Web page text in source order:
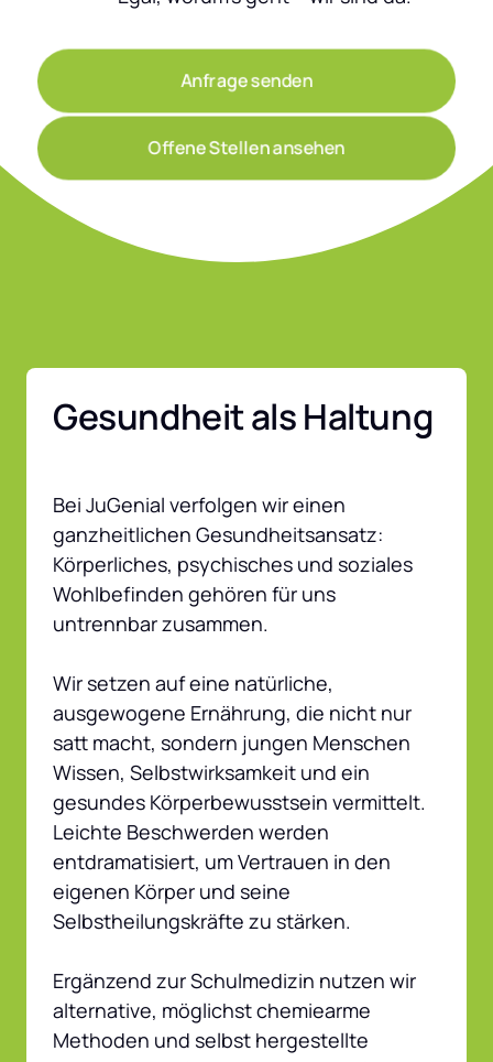
Anfrage senden
Offene Stellen ansehen
Gesundheit als Haltung
Bei JuGenial verfolgen wir einen
ganzheitlichen Gesundheitsansatz:
Körperliches, psychisches und soziales
Wohlbefinden gehören für uns
untrennbar zusammen.
Wir setzen auf eine natürliche,
ausgewogene Ernährung, die nicht nur
satt macht, sondern jungen Menschen
Wissen, Selbstwirksamkeit und ein
gesundes Körperbewusstsein vermittelt.
Leichte Beschwerden werden
entdramatisiert, um Vertrauen in den
eigenen Körper und seine
Selbstheilungskräfte zu stärken.
Ergänzend zur Schulmedizin nutzen wir
alternative, möglichst chemiearme
Methoden und selbst hergestellte